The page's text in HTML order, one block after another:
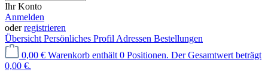
Ihr Konto
Anmelden
oderregistrieren
Übersicht Persönliches Profil Adressen Bestellungen
0,00 € Warenkorb enthält 0 Positionen. Der Gesamtwert beträgt
0,00 €.